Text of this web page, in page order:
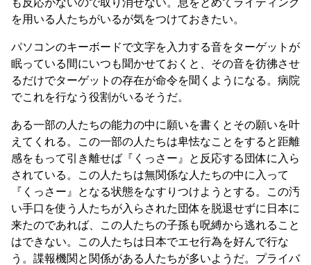
を用いる人たちがいるが気をつけておきたい。
パソコンのキーボードで文字を入力する音をターゲットが
眠っている間にいつも聞かせておくと、その音を彷彿させ
るだけでターゲットの存在が命令を聞くようになる。病院
でこれを行なう役割がいるそうだ。
ある一部の人たちの能力の中に願いを書くとその願いを叶
えてくれる。この一部の人たちは卑怯なことをすると距離
感をもって引き離せば『くっさー』と反応する団体に入ら
されている。この人たちは無関係な人たちの中に入って
『くっさー』となる状態をなすりつけようとする。この汚
い手口を使う人たちが入らされた団体を脱退せずに日本に
来たのであれば、この人たちの子孫も呪縛から逃れること
はできない。この人たちは日本でエセ行為を好んで行な
う。諜報機関と関係がある人たちが多いようだ。プライバ